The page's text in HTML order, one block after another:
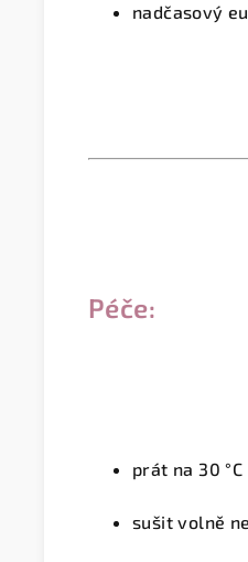
nadčasový
Péče:
prát na 30 °C
sušit volně